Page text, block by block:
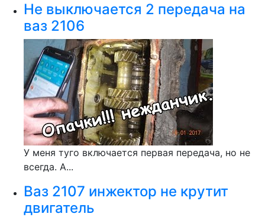
Не выключается 2 передача на
ваз 2106
У меня туго включается первая передача, но не
всегда. А...
Ваз 2107 инжектор не крутит
двигатель